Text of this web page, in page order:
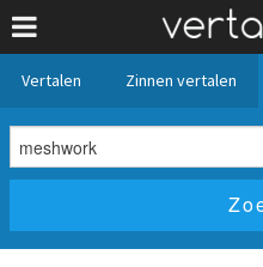
Vertalen Zinnen vertalen